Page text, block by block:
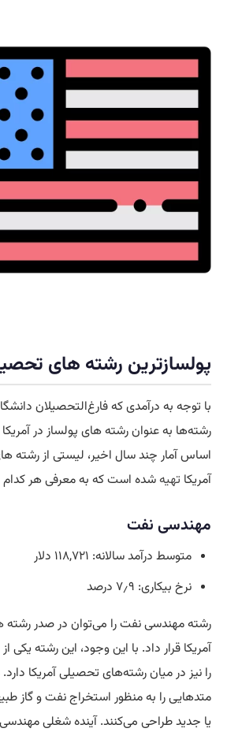
پولسازترین رشته های
با توجه به درآمدی که فارغ‌التحصیلان
رشته‌ها به عنوان رشته های پولساز در
اساس آمار چند سال اخیر، لیستی از رشته
آمریکا تهیهشده است که به معرفی هر کدام
مهندسی نفت
متوسط درآمد سالانه: ۱۱۸,۷۲۱ دلار
نرخ بیکاری: ۷٫۹ درصد
رشته مهندسی نفت را می‌توان در صدر رشته
آمریکا قرار داد. با این وجود، این رشته یکی
را نیز در میان رشته‌های تحصیلی آمریکا
متدهایی را به منظور استخراج نفت و گاز
یا جدید طراحی می‌کنند. آینده شغلی